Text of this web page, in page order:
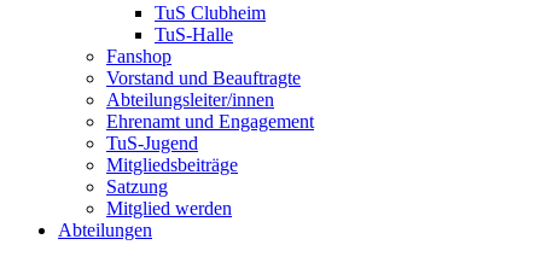
TuS Clubheim
TuS-Halle
Fanshop
Vorstand und Beauftragte
Abteilungsleiter/innen
Ehrenamt und Engagement
TuS-Jugend
Mitgliedsbeiträge
Satzung
Mitglied werden
Abteilungen